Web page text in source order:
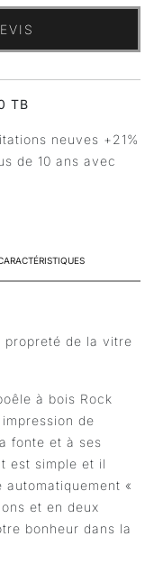
TB
neuves +21%
de 10 ans avec
propreté de la vitre
à bois Rock
de
fonte et à ses
est simple et il
«
et en deux
bonheur dans la